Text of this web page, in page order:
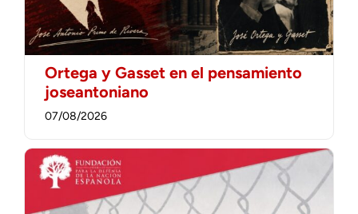
Ortega y Gasset en el pensamiento
joseantoniano
07/08/2026